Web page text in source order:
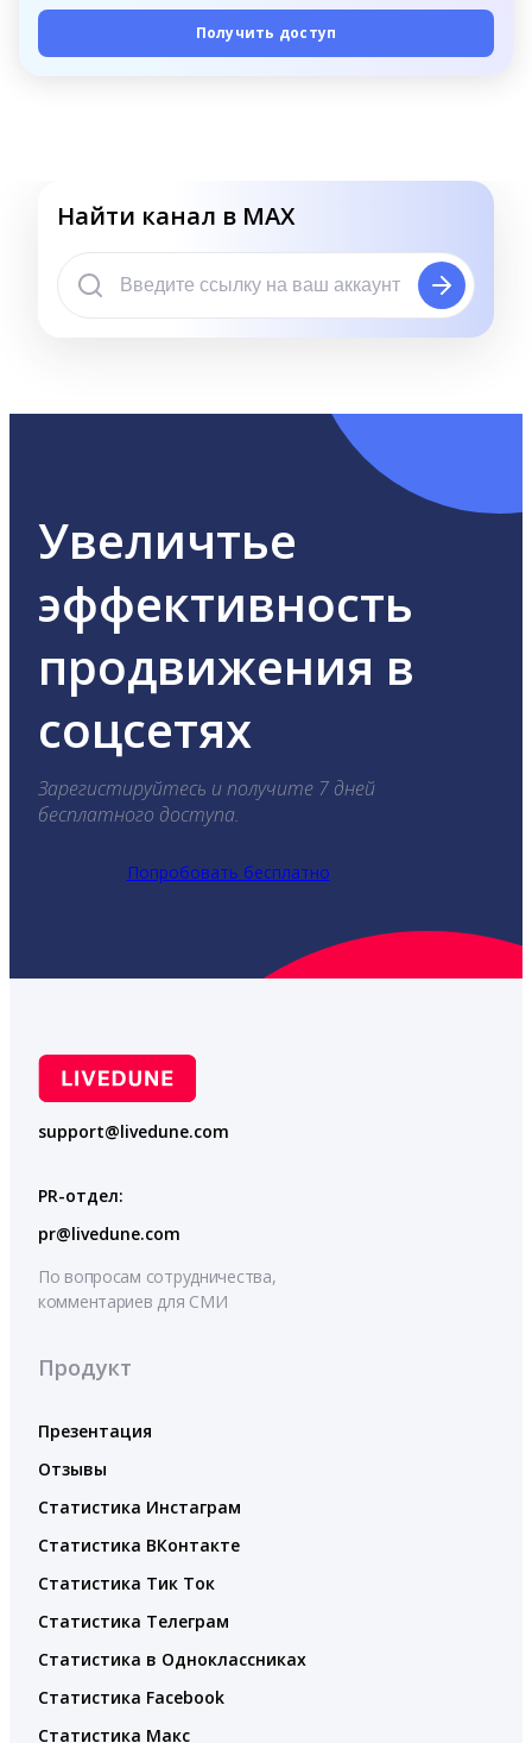
Получить доступ
Найти канал в MAX
Увеличтье
эффективность
продвижения в
соцсетях
Зарегистируйтесь и получите 7 дней
бесплатного доступа.
Попробовать бесплатно
support@livedune.com
PR-отдел:
pr@livedune.com
По вопросам сотрудничества,
комментариев для СМИ
Продукт
Презентация
Отзывы
Статистика Инстаграм
Статистика ВКонтакте
Статистика Тик Ток
Статистика Телеграм
Статистика в Одноклассниках
Статистика Facebook
Статистика Макс